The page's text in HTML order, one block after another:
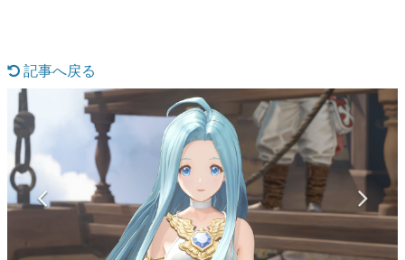
なんでゲームは面白い？
ゲーム開発者・hamatsu氏がゲームの魅力を画面や操作の
具体的な形から解き明かしていく、硬派で骨太な評論連載
です。
ゲームが変えた日本語
「経験値」「裏技」「ラスボス」… ゲームにまつわる言葉
の起源や用法の変遷を、コンピューター文化史研究家・タ
イニーP氏が徹底調査。
カテゴリ
記事へ戻る